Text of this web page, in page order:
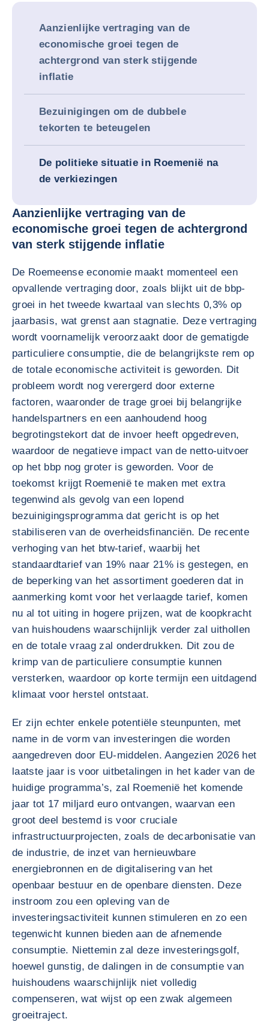
Aanzienlijke vertraging van de
economische groei tegen de
achtergrond van sterk stijgende
inflatie
Bezuinigingen om de dubbele
tekorten te beteugelen
De politieke situatie in Roemenië na
de verkiezingen
Aanzienlijke vertraging van de
economische groei tegen de achtergrond
van sterk stijgende inflatie
De Roemeense economie maakt momenteel een
opvallende vertraging door, zoals blijkt uit de bbp-
groei in het tweede kwartaal van slechts 0,3% op
jaarbasis, wat grenst aan stagnatie. Deze vertraging
wordt voornamelijk veroorzaakt door de gematigde
particuliere consumptie, die de belangrijkste rem op
de totale economische activiteit is geworden. Dit
probleem wordt nog verergerd door externe
factoren, waaronder de trage groei bij belangrijke
handelspartners en een aanhoudend hoog
begrotingstekort dat de invoer heeft opgedreven,
waardoor de negatieve impact van de netto-uitvoer
op het bbp nog groter is geworden. Voor de
toekomst krijgt Roemenië te maken met extra
tegenwind als gevolg van een lopend
bezuinigingsprogramma dat gericht is op het
stabiliseren van de overheidsfinanciën. De recente
verhoging van het btw-tarief, waarbij het
standaardtarief van 19% naar 21% is gestegen, en
de beperking van het assortiment goederen dat in
aanmerking komt voor het verlaagde tarief, komen
nu al tot uiting in hogere prijzen, wat de koopkracht
van huishoudens waarschijnlijk verder zal uithollen
en de totale vraag zal onderdrukken. Dit zou de
krimp van de particuliere consumptie kunnen
versterken, waardoor op korte termijn een uitdagend
klimaat voor herstel ontstaat.
Er zijn echter enkele potentiële steunpunten, met
name in de vorm van investeringen die worden
aangedreven door EU-middelen. Aangezien 2026 het
laatste jaar is voor uitbetalingen in het kader van de
huidige programma’s, zal Roemenië het komende
jaar tot 17 miljard euro ontvangen, waarvan een
groot deel bestemd is voor cruciale
infrastructuurprojecten, zoals de decarbonisatie van
de industrie, de inzet van hernieuwbare
energiebronnen en de digitalisering van het
openbaar bestuur en de openbare diensten. Deze
instroom zou een opleving van de
investeringsactiviteit kunnen stimuleren en zo een
tegenwicht kunnen bieden aan de afnemende
consumptie. Niettemin zal deze investeringsgolf,
hoewel gunstig, de dalingen in de consumptie van
huishoudens waarschijnlijk niet volledig
compenseren, wat wijst op een zwak algemeen
groeitraject.